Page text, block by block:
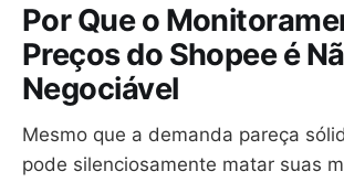
Por Que o
Preços do Shopee é
Negociável
Mesmo que a demanda pareça
pode silenciosamente matar suas